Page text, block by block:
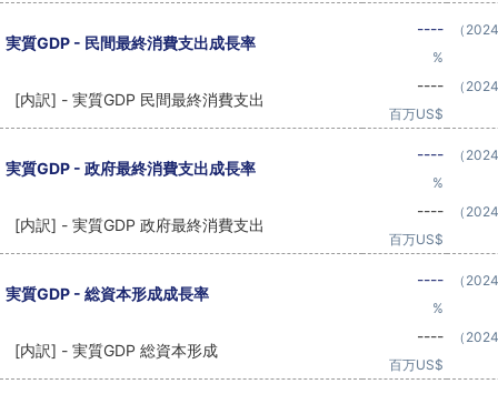
実質GDP - 民間最終消費支出成長率
----
%
（
[内訳] - 実質GDP 民間最終消費支出
----
百万US$
（
実質GDP - 政府最終消費支出成長率
----
%
（
[内訳] - 実質GDP 政府最終消費支出
----
百万US$
（
実質GDP - 総資本形成成長率
----
%
（
[内訳] - 実質GDP 総資本形成
----
百万US$
（